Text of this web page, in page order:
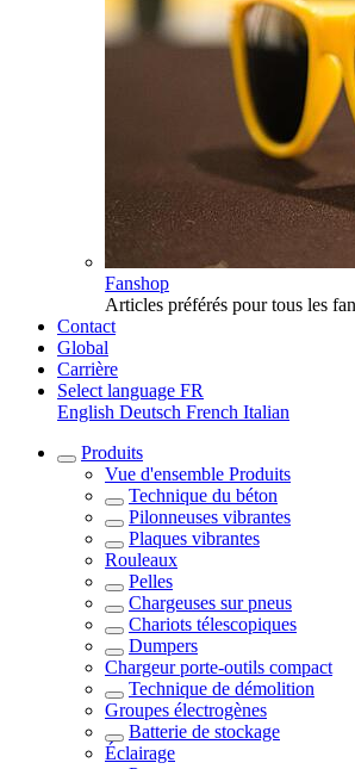
Fanshop
Articles préférés pour tous les
Contact
Global
Carrière
Select language FR
English Deutsch French Italian
Produits
Vue d'ensemble Produits
Technique du béton
Pilonneuses vibrantes
Plaques vibrantes
Rouleaux
Pelles
Chargeuses sur pneus
Chariots télescopiques
Dumpers
Chargeur porte-outils compact
Technique de démolition
Groupes électrogènes
Batterie de stockage
Éclairage